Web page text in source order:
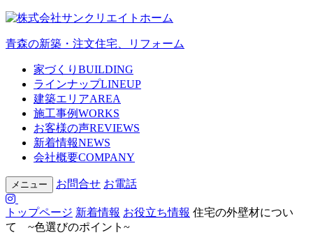
青森の新築・注文住宅、リフォーム
家づくり BUILDING
ラインナップLINEUP
建築エリアAREA
施工事例WORKS
お客様の声REVIEWS
新着情報NEWS
会社概要COMPANY
メニュー お問合せ お電話
トップページ 新着情報 お役立ち情報 住宅の外壁材につい
て ~色選びのポイント~